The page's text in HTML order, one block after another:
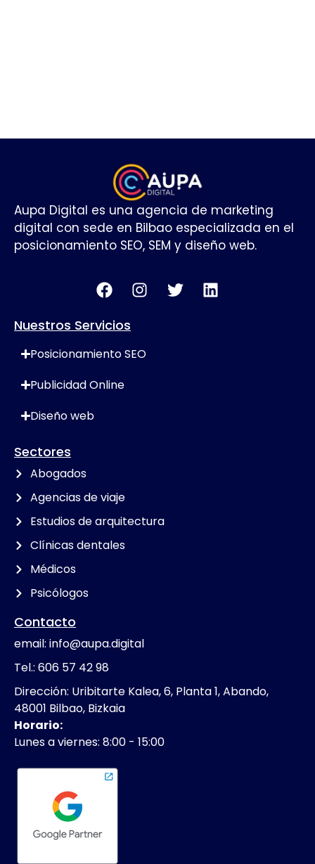
Aupa Digital es una agencia de marketing
digital con sede en Bilbao especializada en el
posicionamiento SEO, SEM y diseño web.
Nuestros Servicios
Posicionamiento SEO
Publicidad Online
Diseño web
Sectores
Abogados
Agencias de viaje
Estudios de arquitectura
Clínicas dentales
Médicos
Psicólogos
Contacto
email: info@aupa.digital
Tel.: 606 57 42 98
Dirección: Uribitarte Kalea, 6, Planta 1, Abando,
48001 Bilbao, Bizkaia
Horario:
Lunes a viernes: 8:00 - 15:00